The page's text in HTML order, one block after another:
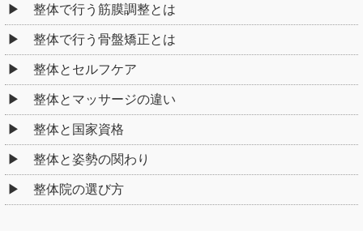
整体で行う筋膜調整とは
整体で行う骨盤矯正とは
整体とセルフケア
整体とマッサージの違い
整体と国家資格
整体と姿勢の関わり
整体院の選び方